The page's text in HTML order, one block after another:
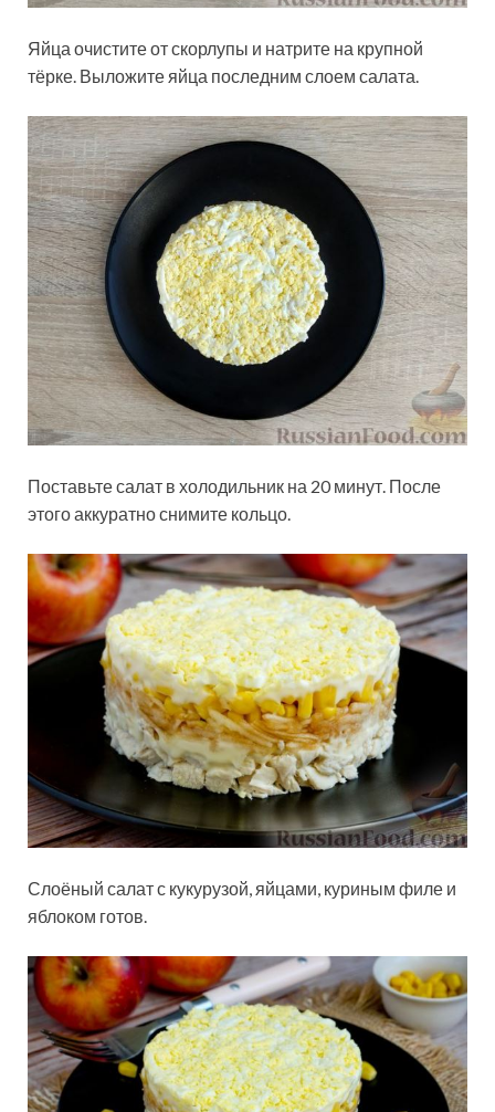
Яйца очистите от скорлупы и натрите на крупной
тёрке. Выложите яйца последним слоем салата.
Поставьте салат в холодильник на 20 минут. После
этого аккуратно снимите кольцо.
Слоёный салат с кукурузой, яйцами, куриным филе и
яблоком готов.